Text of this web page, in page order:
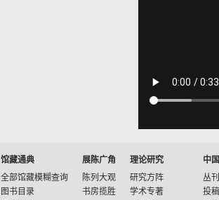
馆藏通典
全部馆藏模糊查询
图书目录
展陈广角
陈列大观
书房揽胜
理论研究
研究方阵
学术专著
中
丛
投